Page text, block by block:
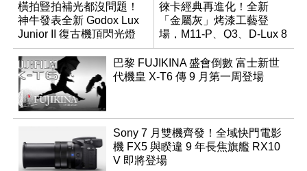
橫拍豎拍補光都沒問題！
神牛發表全新 Godox Lux
Junior II 復古機頂閃光燈
徠卡經典再進化！全新
「金屬灰」烤漆工藝登
場，M11-P、Q3、D-Lux 8
領銜換裝
巴黎 FUJIKINA 盛會倒數 富士新世
代機皇 X-T6 傳 9 月第一周登場
Sony 7 月雙機齊發！全域快門電影
機 FX5 與睽違 9 年長焦旗艦 RX10
V 即將登場